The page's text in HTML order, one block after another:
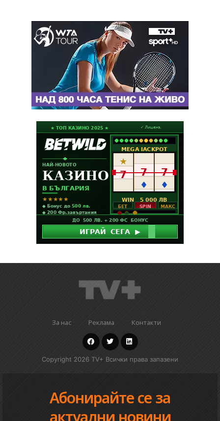
За нас Реклама Контакти
Copyright 2026 TV+ Всички права запазени
Абонирайте се за